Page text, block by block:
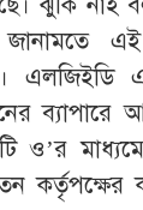
এই
এলজিইডি
মাধ্যমে
কর্তৃপক্ষের